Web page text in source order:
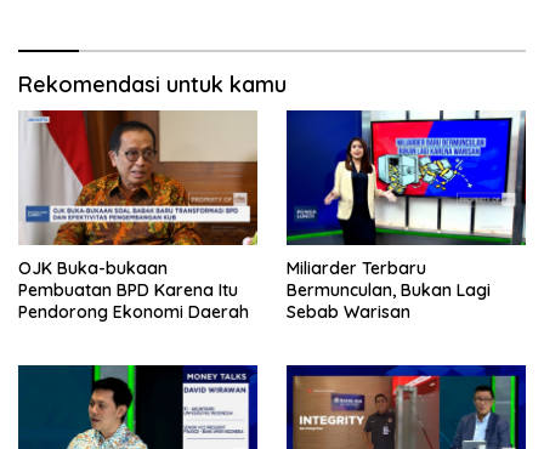
Rekomendasi untuk kamu
OJK Buka-bukaan
Pembuatan BPD Karena Itu
Pendorong Ekonomi Daerah
Miliarder Terbaru
Bermunculan, Bukan Lagi
Sebab Warisan